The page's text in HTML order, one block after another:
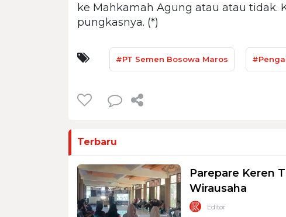
ke Mahkamah Agung atau atau tidak.
pungkasnya. (*)
#PT Semen Bosowa Maros
Terbaru
Parepare Keren
Wirausaha
Editor